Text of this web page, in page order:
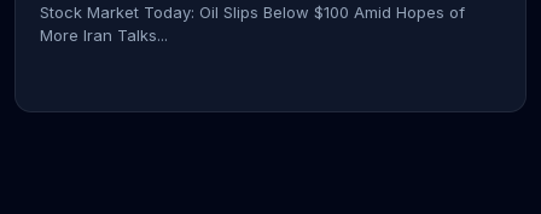
Stock Market Today: Oil Slips Below $100 Amid Hopes of
More Iran Talks...